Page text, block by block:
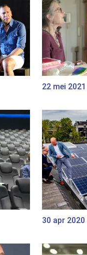
22 mei 2021
30 apr 2020